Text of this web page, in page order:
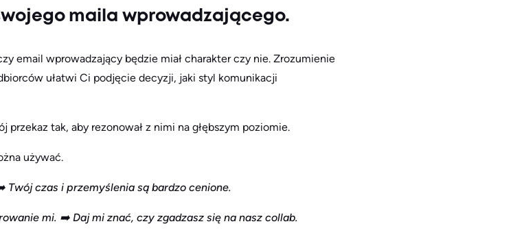
maila wprowadzającego.
email wprowadzający będzie miał charakter czy nie. Zrozumienie
ułatwi Ci podjęcie decyzji, jaki styl komunikacji
tak, aby rezonował z nimi na głębszym poziomie.
używać.
czas i przemyślenia są bardzo cenione.
mi. ➡️ Daj mi znać, czy zgadzasz się na nasz collab.